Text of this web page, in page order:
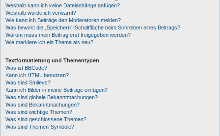
Weshalb kann ich keine Dateianhänge anfügen?
Weshalb wurde ich verwarnt?
Wie kann ich Beiträge den Moderatoren melden?
Was bewirkt die „Speichern“-Schaltfläche beim Schreiben eines Beitrags?
Warum muss mein Beitrag erst freigegeben werden?
Wie markiere ich ein Thema als neu?
Textformatierung und Thementypen
Was ist BBCode?
Kann ich HTML benutzen?
Was sind Smileys?
Kann ich Bilder in meine Beiträge einfügen?
Was sind globale Bekanntmachungen?
Was sind Bekanntmachungen?
Was sind wichtige Themen?
Was sind geschlossene Themen?
Was sind Themen-Symbole?